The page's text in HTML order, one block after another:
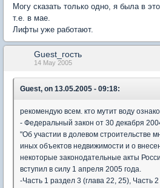
Могу сказать только одно, я была в
т.е. в мае.
Лифты уже работают.
Guest_гость
14 May 2005
Guest, on 13.05.2005 - 09:18:
рекомендую всем. кто мутит воду
- Федеральный закон от 30 декабря
"Об участии в долевом строительстве
иных объектов недвижимости и о
некоторые законодательные акты
вступил в силу 1 апреля 2005 года.
-Часть 1 раздел 3 (глава 22, 25), Часть